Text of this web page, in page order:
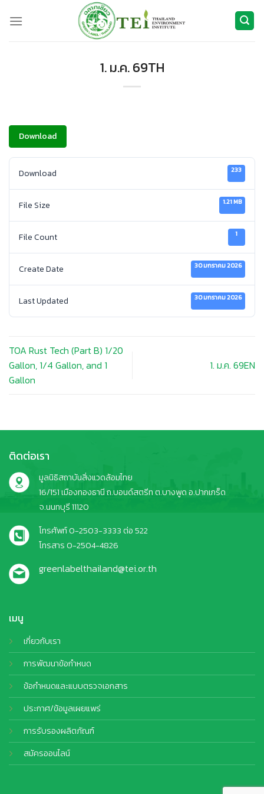
1. ม.ค. 69TH
Download
Download 233
File Size 1.21 MB
File Count 1
Create Date 30 มกราคม 2026
Last Updated 30 มกราคม 2026
TOA Rust Tech (Part B) 1∕20
Gallon, 1∕4 Gallon, and 1
Gallon
1. ม.ค. 69EN
เมนู
เกี่ยวกับเรา
การพัฒนาข้อกำหนด
ข้อกำหนดและแบบตรวจเอกสาร
ประกาศ/ข้อมูลเผยแพร่
การรับรองผลิตภัณฑ์
สมัครออนไลน์
ติดต่อเรา
มูลนิธิสถาบันสิ่งแวดล้อมไทย
16/151 เมืองทองธานี ถ.บอนด์สตรีท ต.บางพูด อ.ปากเกร็ด
จ.นนทบุรี 11120
โทรศัพท์ 0-2503-3333 ต่อ 522
โทรสาร 0-2504-4826
greenlabelthailand@tei.or.th